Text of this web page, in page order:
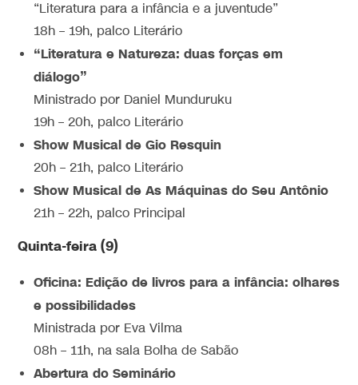
“Literatura para a infância e a juventude”
18h – 19h, palco Literário
“Literatura e Natureza: duas forças em
diálogo”
Ministrado por Daniel Munduruku
19h – 20h, palco Literário
Show Musical de Gio Resquin
20h – 21h, palco Literário
Show Musical de As Máquinas do Seu Antônio
21h – 22h, palco Principal
Quinta-feira (9)
Oficina: Edição de livros para a infância: olhares
e possibilidades
Ministrada por Eva Vilma
08h – 11h, na sala Bolha de Sabão
Abertura do Seminário